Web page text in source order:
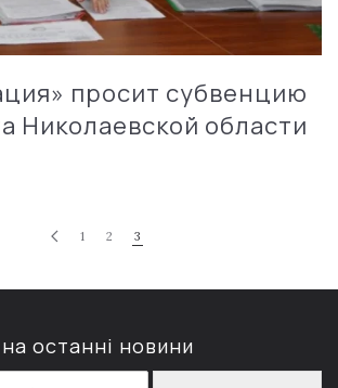
просит субвенцию
Николаевской области
1 2 3
останні новини